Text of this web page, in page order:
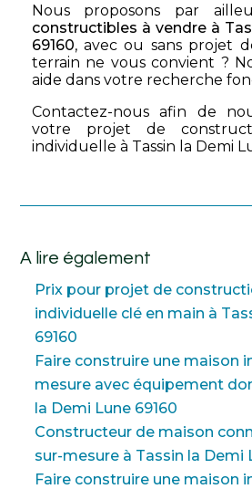
Nous proposons par
constructibles à vendre à
69160, avec ou sans projet
terrain ne vous convient ?
aide dans votre recherche
Contactez-nous afin de
votre projet de
individuelle à Tassin la Demi
A lire également
Prix pour projet de
individuelle clé en main à
69160
Faire construire une maison
mesure avec équipement
la Demi Lune 69160
Constructeur de maison
sur-mesure à Tassin la Demi
Faire construire une maison